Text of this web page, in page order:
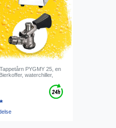
PYGMY 25, en
waterchiller,